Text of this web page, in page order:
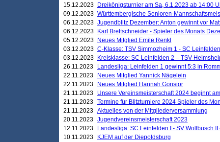
15.12.2023
Dreikönigsturnier am Sa, 6.1.2023 ab 14:00
09.12.2023 Württembergische Senioren-
06.12.2023 Jugendblitz Dezember: Anton gewinnt vor
06.12.2023
Karl Brettschneider - Spieler des Monats
05.12.2023
Neues Mitglied Emile Renkl
03.12.2023 C-Klasse: TSV Simmozheim 1 - SC
03.12.2023
Kreisklasse: SC Leinfelden 2 – TSV
26.11.2023
Landesliga: Leinfelden 1 gewinnt 5:3 in
22.11.2023
Neues Mitglied Yannick Nägelein
22.11.2023
Neues Mitglied Hannah Gonsior
21.11.2023
Unsere Vereinsmeisterschaft 2024 beginnt
21.11.2023 Termine für Blitzturniere 2024 Spieler des
21.11.2023 Aktuelles von der Mitgliederversammlung
20.11.2023 Jugendvereinsmeisterschaft 2023
12.11.2023
Landesliga: SC Leinfelden I - SV Wolfbusch II
10.11.2023
KJEM auf der Diepoldsburg